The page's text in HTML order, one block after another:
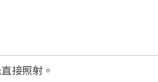
接照射。